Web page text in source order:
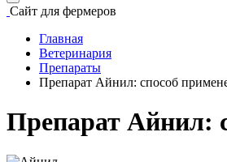
Сайт для фермеров
Главная
Ветеринария
Препараты
Препарат Айнил: способ
Препарат Айнил: